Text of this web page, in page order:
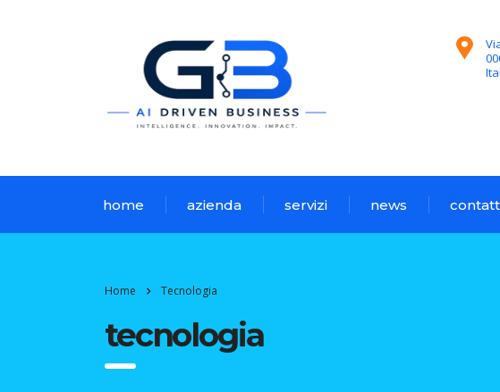
home azienda servizi news
Home Tecnologia
tecnologia